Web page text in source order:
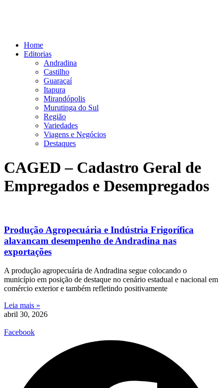
Home
Editorias
Andradina
Castilho
Guaraçaí
Itapura
Mirandópolis
Murutinga do Sul
Região
Variedades
Viagens e Negócios
Destaques
CAGED – Cadastro Geral de
Empregados e Desempregados
Produção Agropecuária e Indústria Frigorífica
alavancam desempenho de Andradina nas
exportações
A produção agropecuária de Andradina segue colocando o
município em posição de destaque no cenário estadual e nacional em
comércio exterior e também refletindo positivamente
Leia mais »
abril 30, 2026
Facebook